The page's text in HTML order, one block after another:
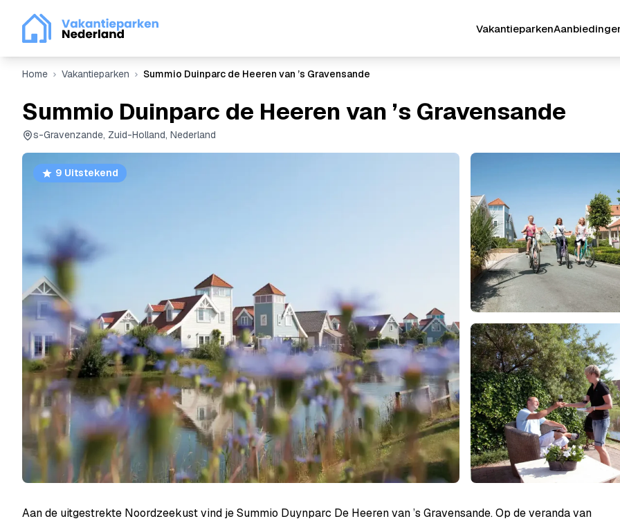
Vakantieparken
Home Vakantieparken Summio Duinparc de Heeren van ’s Gravensande
Summio Duinparc de Heeren van ’s Gravensande
s-Gravenzande, Zuid-Holland, Nederland
9 Uitstekend
Aan de uitgestrekte Noordzeekust vind je Summio Duynparc De Heeren van ’s Gravensande. Op de veranda van